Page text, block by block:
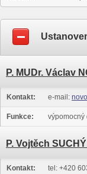
P. MUDr. Václav
Kontakt: e-mail:
Funkce: výpomocný
P. Vojtěch
Kontakt: tel: +420